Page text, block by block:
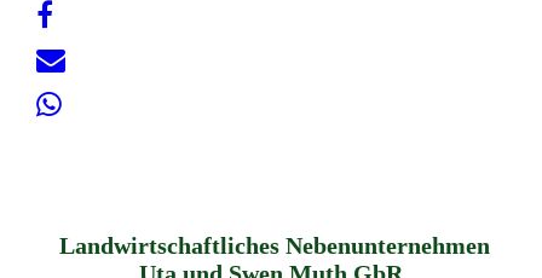
Landwirtschaftliches Nebenunternehmen